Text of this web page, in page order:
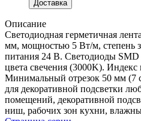
Доставка
Описание
Светодиодная герметичная
мм, мощностью 5 Вт/м, степень
питания 24 В. Светодиоды
цвета свечения (3000K). Индекс
Минимальный отрезок 50 мм (7
для декоративной подсветки
помещений, декоративной
ниш, рабочих зон кухни,